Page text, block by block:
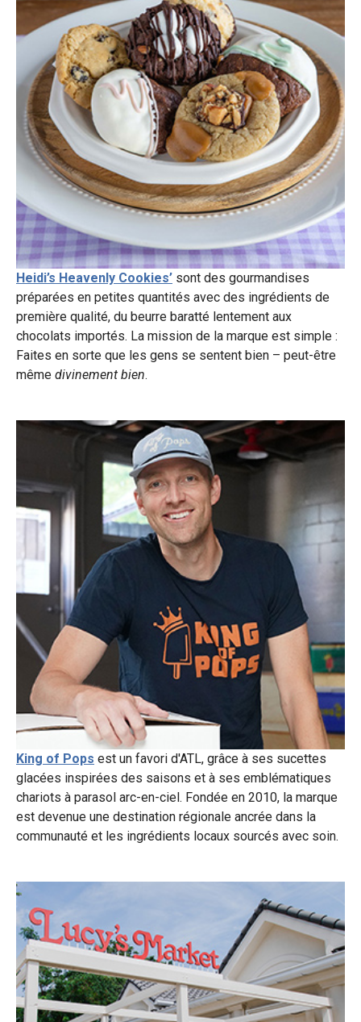
Heidi’s Heavenly Cookies’ sont des gourmandises
préparées en petites quantités avec des ingrédients de
première qualité, du beurre baratté lentement aux
chocolats importés. La mission de la marque est simple :
Faites en sorte que les gens se sentent bien – peut-être
même divinement bien.
King of Pops est un favori d'ATL, grâce à ses sucettes
glacées inspirées des saisons et à ses emblématiques
chariots à parasol arc-en-ciel. Fondée en 2010, la marque
est devenue une destination régionale ancrée dans la
communauté et les ingrédients locaux sourcés avec soin.